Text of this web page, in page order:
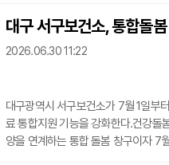
용 방법과 놀이 아이디어를 익힐 수
육아 스트레스를 완화하는 데에도 도
서 영유
대구 서구보건소, 통합돌
2026.06.30 11:22
대구광역시 서구보건소가 7월 1일부
료 통합지원 기능을 강화한다.건강돌
양을 연계하는 통합 돌봄 창구이자 7